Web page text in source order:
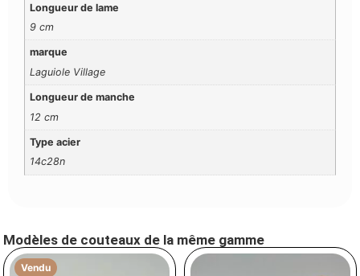
Longueur de lame
9 cm
marque
Laguiole Village
Longueur de manche
12 cm
Type acier
14c28n
Modèles de couteaux de la même gamme
Vendu